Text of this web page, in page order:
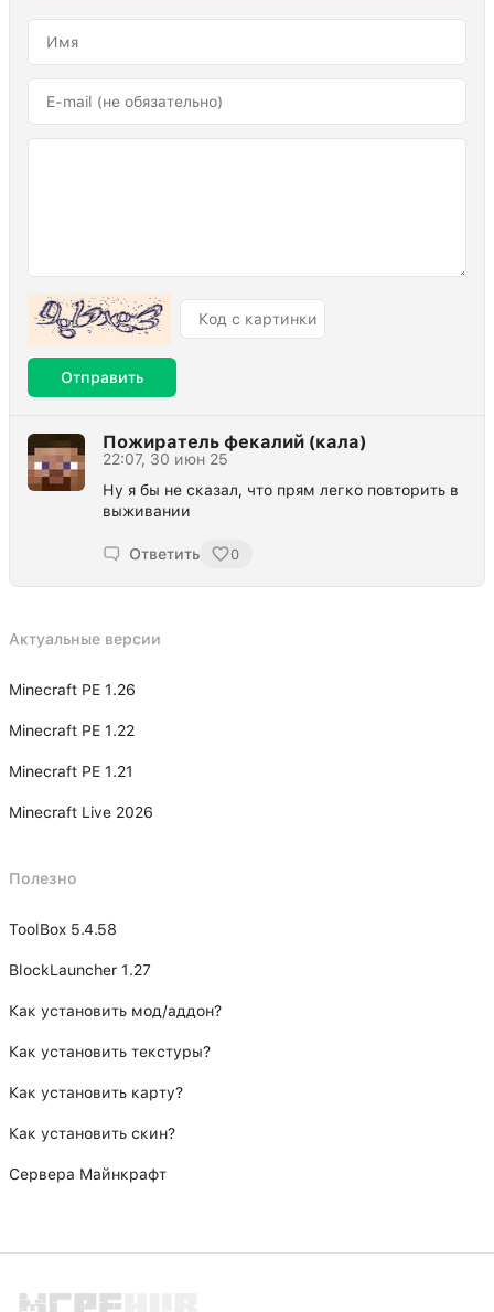
Отправить
Пожиратель фекалий (кала)
22:07, 30 июн 25
Ну я бы не сказал, что прям легко повторить в
выживании
Ответить 0
Актуальные версии
Minecraft PE 1.26
Minecraft PE 1.22
Minecraft PE 1.21
Minecraft Live 2026
Полезно
ToolBox 5.4.58
BlockLauncher 1.27
Как установить мод/аддон?
Как установить текстуры?
Как установить карту?
Как установить скин?
Сервера Майнкрафт